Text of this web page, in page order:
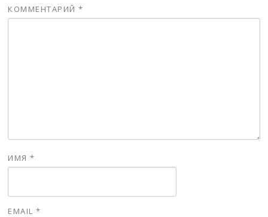
КОММЕНТАРИЙ*
ИМЯ*
EMAIL*